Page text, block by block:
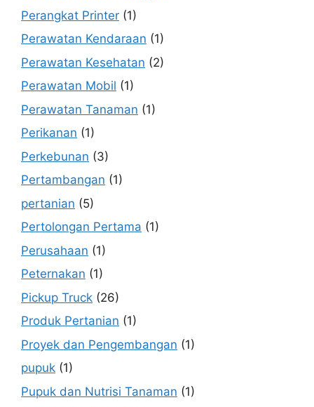
Perangkat Printer (1)
Perawatan Kendaraan (1)
Perawatan Kesehatan (2)
Perawatan Mobil (1)
Perawatan Tanaman (1)
Perikanan (1)
Perkebunan (3)
Pertambangan (1)
pertanian (5)
Pertolongan Pertama (1)
Perusahaan (1)
Peternakan (1)
Pickup Truck (26)
Produk Pertanian (1)
Proyek dan Pengembangan (1)
pupuk (1)
Pupuk dan Nutrisi Tanaman (1)